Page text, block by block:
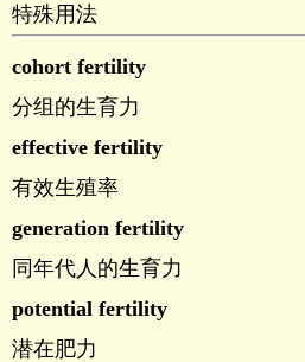
特殊用法
cohort fertility
分组的生育力
effective fertility
有效生殖率
generation fertility
同年代人的生育力
potential fertility
潜在肥力